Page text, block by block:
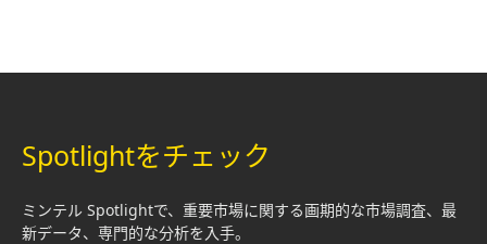
Spotlightをチェック
ミンテル Spotlightで、重要市場に関する画期的な市場調査、最
新データ、専門的な分析を入手。